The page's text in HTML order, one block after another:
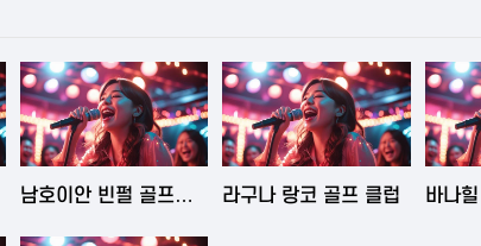
2025-06-03 15:09
남호이안 빈펄 골프
2025-06-03 15:05
라구나 랑코 골프 클럽
바나